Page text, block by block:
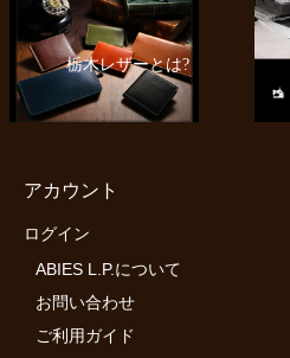
? レザーアイテムの世界
アカウント
ログイン
ABIES L.P.について
お問い合わせ
ご利用ガイド